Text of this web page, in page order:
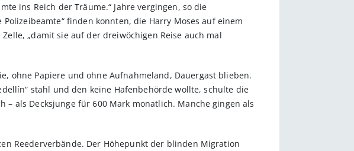
ins Reich der Träume.“ Jahre vergingen, so die
finden konnten, die Harry Moses auf einem
„damit sie auf der dreiwöchigen Reise auch mal
ohne Papiere und ohne Aufnahmeland, Dauergast blieben.
stahl und den keine Hafenbehörde wollte, schulte die
als Decksjunge für 600 Mark monatlich. Manche gingen als
Reederverbände. Der Höhepunkt der blinden Migration